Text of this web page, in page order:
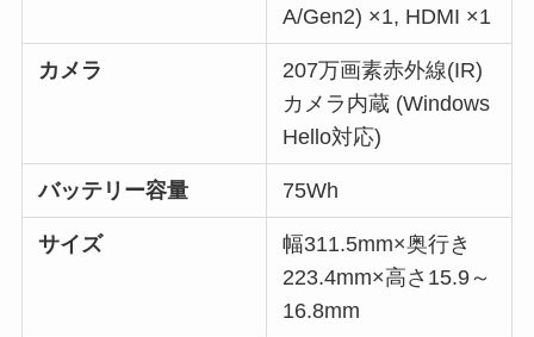
A/Gen2) ×1, HDMI ×1
カメラ
207万画素赤外線(IR)
カメラ内蔵 (Windows
Hello対応)
バッテリー容量 75Wh
サイズ
幅311.5mm×奥行き
223.4mm×高さ15.9～
16.8mm